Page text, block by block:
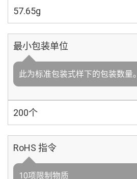
57.65g
最小包装单位
此为标准包装式样下的包装数量。
200个
RoHS 指令
10项限制物质